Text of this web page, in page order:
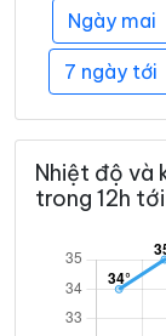
Ngày mai
7 ngày tới
Nhiệt độ và
trong 12h tới